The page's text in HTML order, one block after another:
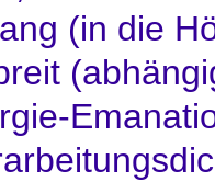
(in die